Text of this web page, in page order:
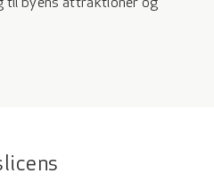
til byens attraktioner og